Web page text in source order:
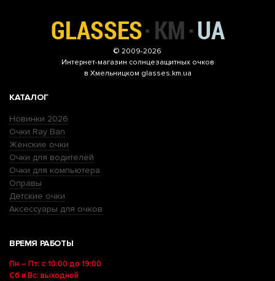
© 2009-2026
Интернет-магазин солнцезащитных очков
в Хмельницком glasses.km.ua
КАТАЛОГ
Новинки 2026
Очки Ray Ban
Женские очки
Очки для водителей
Очки для компьютера
Оправы
Детские очки
Аксессуары для очков
ВРЕМЯ РАБОТЫ
Пн – Пт: с 10:00 до 19:00
Сб и Вс: выходной